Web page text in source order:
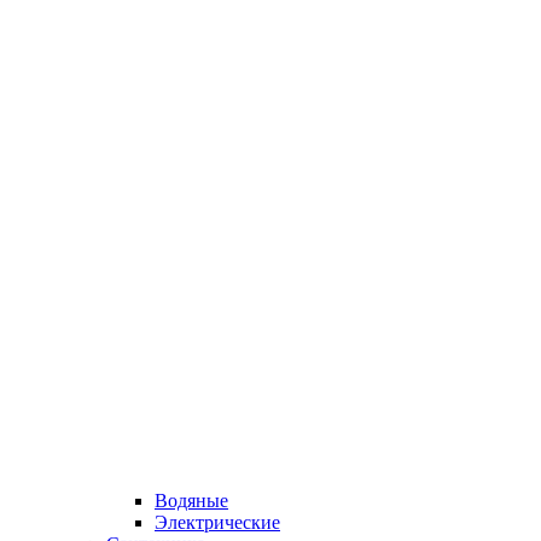
Водяные
Электрические